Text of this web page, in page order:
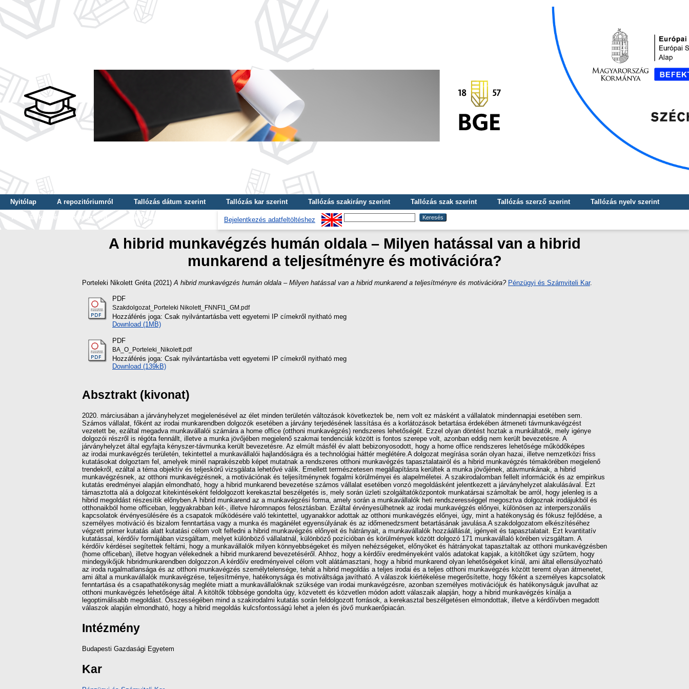
Nyitólap A repozitóriumról Tallózás dátum szerint Tallózás kar szerint Tallózás szakirány szerint Tallózás szak szerint Tallózás szerző szerint
Tallózás nyelv szerint
Tallózás képzés szintje szerint
Tallózás kulcsszó szerint Bejelentkezés adatfeltöltéshez
A hibrid munkavégzés humán oldala – Milyen hatással van a hibrid
munkarend a teljesítményre és motivációra?
Porteleki Nikolett Gréta (2021) A hibrid munkavégzés humán oldala – Milyen hatással van a hibrid munkarend a teljesítményre és motivációra? Pénzügyi és Számviteli Kar.
PDF
Szakdolgozat_Porteleki Nikolett_FNNFI1_GM.pdf
Hozzáférés joga: Csak nyilvántartásba vett egyetemi IP címekről nyitható meg
Download (1MB)
PDF
BA_O_Porteleki_Nikolett.pdf
Hozzáférés joga: Csak nyilvántartásba vett egyetemi IP címekről nyitható meg
Download (139kB)
Absztrakt (kivonat)
2020. márciusában a járványhelyzet megjelenésével az élet minden területén változások következtek be, nem volt ez másként a vállalatok mindennapjai esetében sem.
Számos vállalat, főként az irodai munkarendben dolgozók esetében a járvány terjedésének lassítása és a korlátozások betartása érdekében átmeneti távmunkavégzést
vezetett be, ezáltal megadva munkavállalói számára a home office (otthoni munkavégzés) rendszeres lehetőségét. Ezzel olyan döntést hoztak a munkáltatók, mely igénye
dolgozói részről is régóta fennállt, illetve a munka jövőjében megjelenő szakmai tendenciák között is fontos szerepe volt, azonban eddig nem került bevezetésre. A
járványhelyzet által egyfajta kényszer-távmunka került bevezetésre. Az elmúlt másfél év alatt bebizonyosodott, hogy a home office rendszeres lehetősége működőképes
az irodai munkavégzés területén, tekintettel a munkavállalói hajlandóságra és a technológiai háttér meglétére.A dolgozat megírása során olyan hazai, illetve nemzetközi friss
kutatásokat dolgoztam fel, amelyek minél naprakészebb képet mutatnak a rendszeres otthoni munkavégzés tapasztalatairól és a hibrid munkavégzés témakörében megjelenő
trendekről, ezáltal a téma objektív és teljeskörű vizsgálata lehetővé válik. Emellett természetesen megállapításra kerültek a munka jövőjének, atávmunkának, a hibrid
munkavégzésnek, az otthoni munkavégzésnek, a motivációnak és teljesítménynek fogalmi körülményei és alapelméletei. A szakirodalomban fellelt információk és az empirikus
kutatás eredményei alapján elmondható, hogy a hibrid munkarend bevezetése számos vállalat esetében vonzó megoldásként jelentkezett a járványhelyzet alakulásával. Ezt
támasztotta alá a dolgozat kitekintéseként feldolgozott kerekasztal beszélgetés is, mely során üzleti szolgáltatóközpontok munkatársai számoltak be arról, hogy jelenleg is a
hibrid megoldást részesítik előnyben.A hibrid munkarend az a munkavégzési forma, amely során a munkavállalók heti rendszerességgel megosztva dolgoznak irodájukból és
otthonaikból home officeban, leggyakrabban két-, illetve háromnapos felosztásban. Ezáltal érvényesülhetnek az irodai munkavégzés előnyei, különösen az interperszonális
kapcsolatok érvényesülésére és a csapatok működésére való tekintettel, ugyanakkor adottak az otthoni munkavégzés előnyei, úgy, mint a hatékonyság és fókusz fejlődése, a
személyes motiváció és bizalom fenntartása vagy a munka és magánélet egyensúlyának és az időmenedzsment betartásának javulása.A szakdolgozatom elkészítéséhez
végzett primer kutatás alatt kutatási célom volt felfedni a hibrid munkavégzés előnyeit és hátrányait, a munkavállalók hozzáállását, igényeit és tapasztalatait. Ezt kvantitatív
kutatással, kérdőív formájában vizsgáltam, melyet különböző vállalatnál, különböző pozícióban és körülmények között dolgozó 171 munkavállaló körében vizsgáltam. A
kérdőív kérdései segítettek feltárni, hogy a munkavállalók milyen könnyebbségeket és milyen nehézségeket, előnyöket és hátrányokat tapasztaltak az otthoni munkavégzésben
(home officeban), illetve hogyan vélekednek a hibrid munkarend bevezetéséről. Ahhoz, hogy a kérdőív eredményeként valós adatokat kapjak, a kitöltőket úgy szűrtem, hogy
mindegyikőjük hibridmunkarendben dolgozzon.A kérdőív eredményeivel célom volt alátámasztani, hogy a hibrid munkarend olyan lehetőségeket kínál, ami által ellensúlyozható
az iroda rugalmatlansága és az otthoni munkavégzés személytelensége, tehát a hibrid megoldás a teljes irodai és a teljes otthoni munkavégzés között teremt olyan átmenetet,
ami által a munkavállalók munkavégzése, teljesítménye, hatékonysága és motiváltsága javítható. A válaszok kiértékelése megerősítette, hogy főként a személyes kapcsolatok
fenntartása és a csapathatékonyság megléte miatt a munkavállalóknak szüksége van irodai munkavégzésre, azonban személyes motivációjuk és hatékonyságuk javulhat az
otthoni munkavégzés lehetősége által. A kitöltők többsége gondolta úgy, közvetett és közvetlen módon adott válaszaik alapján, hogy a hibrid munkavégzés kínálja a
legoptimálisabb megoldást. Összességében mind a szakirodalmi kutatás során feldolgozott források, a kerekasztal beszélgetésen elmondottak, illetve a kérdőívben megadott
válaszok alapján elmondható, hogy a hibrid megoldás kulcsfontosságú lehet a jelen és jövő munkaerőpiacán.
Intézmény
Budapesti Gazdasági Egyetem
Kar